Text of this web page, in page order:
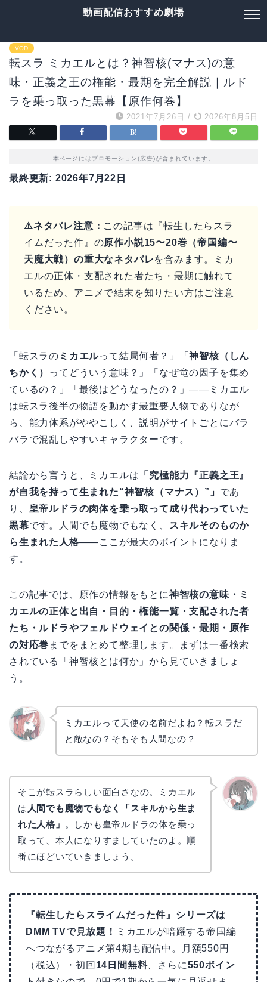
動画配信おすすめ劇場
VOD
転スラ ミカエルとは？神智核(マナス)の意
味・正義之王の権能・最期を完全解説｜ルド
ラを乗っ取った黒幕【原作何巻】
2021年7月26日 / 2026年8月5日
本ページにはプロモーション(広告)が含まれています。
最終更新: 2026年7月22日
⚠️ネタバレ注意： この記事は『転生したらスラ
イムだった件』の原作小説15〜20巻（帝国編〜
天魔大戦）の重大なネタバレを含みます。ミカ
エルの正体・支配された者たち・最期に触れて
いるため、アニメで結末を知りたい方はご注意
ください。
「転スラの ミカエルって結局何者？」「神智核（しん
ちかく）
ってどういう意味？」「なぜ竜の因子を集め
ているの？」「最後はどうなったの？」——ミカエル
は転スラ後半の物語を動かす最重要人物でありなが
ら、能力体系がややこしく、説明がサイトごとにバラ
バラで混乱しやすいキャラクターです。
結論から言うと、ミカエルは 「究極能力『正義之王』
が自我を持って生まれた“神智核（マナス）”」 であ
り、 皇帝ルドラの肉体を乗っ取って成り代わっていた
黒幕です。人間でも魔物でもなく、
スキルそのものか
ら生まれた人格——ここが最大のポイントになりま
す。
この記事では、原作の情報をもとに神智核の意味・ミ
カエルの正体と出自・目的・権能一覧・支配された者
たち・ルドラやフェルドウェイとの関係・最期・原作
の対応巻 までをまとめて整理します。まずは一番検索
されている「神智核とは何か」から見ていきましょ
う。
ミカエルって天使の名前だよね？転スラだ
と敵なの？そもそも人間なの？
そこが転スラらしい面白さなの。ミカエル
は 人間でも魔物でもなく「スキルから生ま
れた人格」
。しかも皇帝ルドラの体を乗っ
取って、本人になりすましていたのよ。順
番にほどいていきましょう。
『転生したらスライムだった件』シリーズは
DMM TVで見放題！
ミカエルが暗躍する帝国編
へつながるアニメ第4期も配信中。月額550円
（税込）・初回 14日間無料、さらに550ポイン